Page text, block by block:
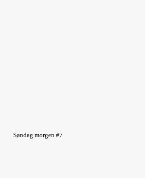
Søndag morgen #7